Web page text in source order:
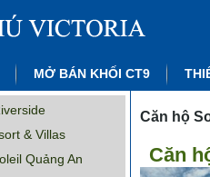
MỞ BÁN KHỐI CT9
& Villas
Quảng An
Căn hộ
Căn